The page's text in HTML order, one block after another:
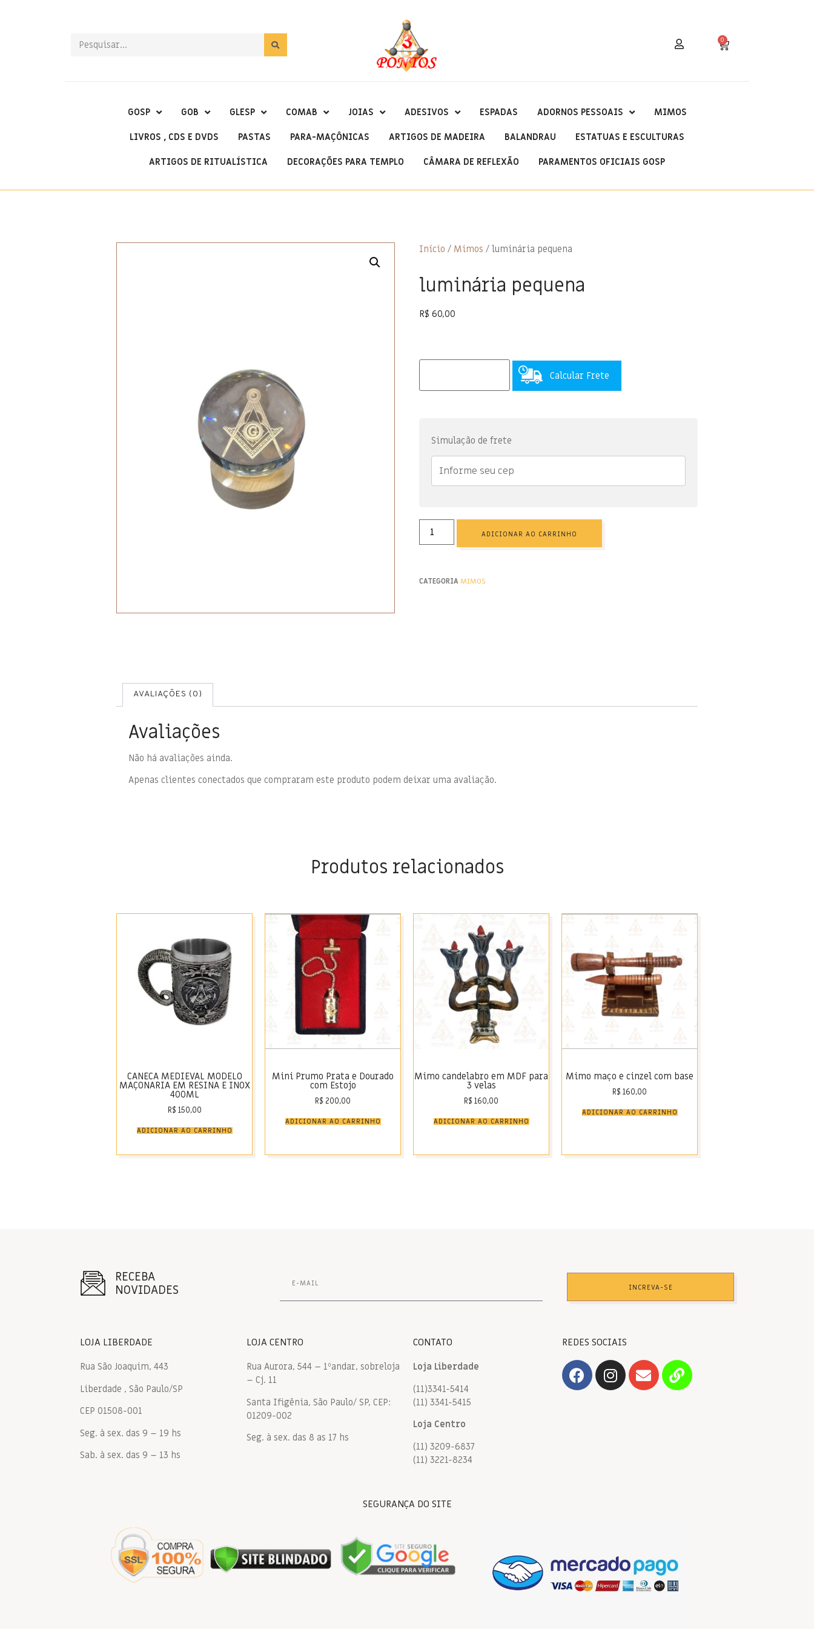
0
GOSP GOB GLESP COMAB JOIAS ADESIVOS ESPADAS ADORNOS PESSOAIS MIMOS
LIVROS , CDS E DVDS PASTAS PARA-MAÇÔNICAS ARTIGOS DE MADEIRA BALANDRAU ESTATUAS E ESCULTURAS
ARTIGOS DE RITUALÍSTICA DECORAÇÕES PARA TEMPLO CÂMARA DE REFLEXÃO PARAMENTOS OFICIAIS GOSP
Início / Mimos / luminária pequena
luminária pequena
R$ 60,00
Calcular Frete
Simulação de frete
ADICIONAR AO CARRINHO
CATEGORIAMIMOS
AVALIAÇÕES (0)
Avaliações
Não há avaliações ainda.
Apenas clientes conectados que compraram este produto podem deixar uma avaliação.
Produtos relacionados
CANECA MEDIEVAL MODELO
MAÇONARIA EM RESINA E INOX
400ML
R$ 150,00
ADICIONAR AO CARRINHO
Mini Prumo Prata e Dourado
com Estojo
R$ 200,00
ADICIONAR AO CARRINHO
Mimo candelabro em MDF para
3 velas
R$ 160,00
ADICIONAR AO CARRINHO
Mimo maço e cinzel com base
R$ 160,00
ADICIONAR AO CARRINHO
RECEBA
NOVIDADES
INCREVA-SE
LOJA LIBERDADE
Rua São Joaquim, 443
Liberdade , São Paulo/SP
CEP 01508-001
Seg. à sex. das 9 – 19 hs
Sab. à sex. das 9 – 13 hs
LOJA CENTRO
Rua Aurora, 544 – 1ºandar, sobreloja
– Cj. 11
Santa Ifigênia, São Paulo/ SP, CEP:
01209-002
Seg. à sex. das 8 as 17 hs
CONTATO
Loja Liberdade
(11)3341-5414
(11) 3341-5415
Loja Centro
(11) 3209-6837
(11) 3221-8234
REDES SOCIAIS
SEGURANÇA DO SITE